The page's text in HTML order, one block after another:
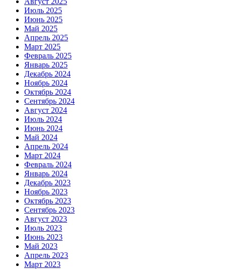
Июль 2025
Июнь 2025
Май 2025
Апрель 2025
Март 2025
Февраль 2025
Январь 2025
Декабрь 2024
Ноябрь 2024
Октябрь 2024
Сентябрь 2024
Август 2024
Июль 2024
Июнь 2024
Май 2024
Апрель 2024
Март 2024
Февраль 2024
Январь 2024
Декабрь 2023
Ноябрь 2023
Октябрь 2023
Сентябрь 2023
Август 2023
Июль 2023
Июнь 2023
Май 2023
Апрель 2023
Март 2023